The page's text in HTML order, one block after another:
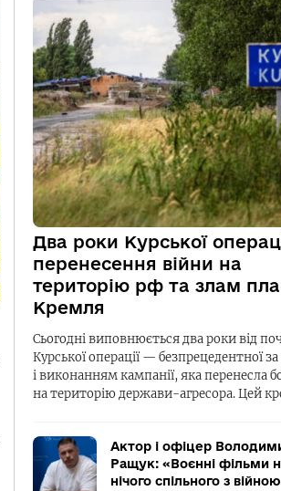
Два роки Курської
перенесення війни на
територію рф та злам
Кремля
Сьогодні виповнюється два роки від
Курської операції — безпрецедентної
і виконанням кампанії, яка перенесла
на територію держави-агресора. Цей
Актор і офіцер
Ращук: «Воєнні фільми
нічого спільного з